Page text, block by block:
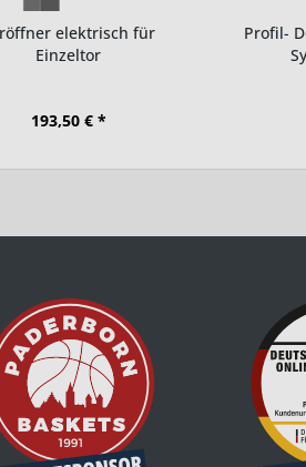
elektrisch für
Einzeltor
193,50 € *
Profil-